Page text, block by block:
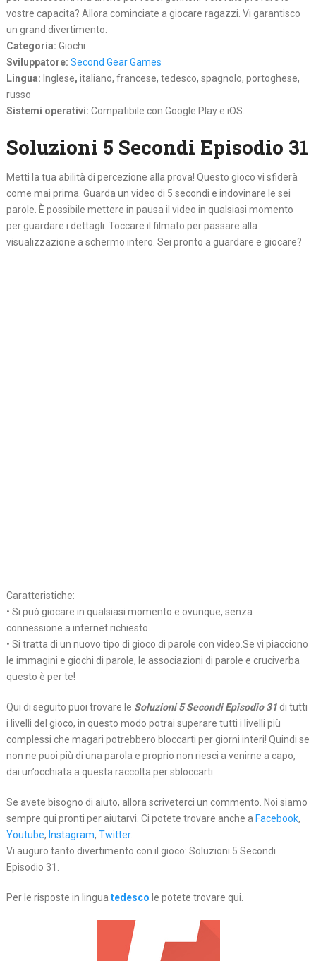
vostre capacita? Allora cominciate a giocare ragazzi. Vi garantisco
un grand divertimento.
Categoria: Giochi
Sviluppatore: Second Gear Games
Lingua: Inglese, italiano, francese, tedesco, spagnolo, portoghese,
russo
Sistemi operativi: Compatibile con Google Play e iOS.
Soluzioni 5 Secondi Episodio 31
Metti la tua abilità di percezione alla prova! Questo gioco vi sfiderà
come mai prima. Guarda un video di 5 secondi e indovinare le sei
parole. È possibile mettere in pausa il video in qualsiasi momento
per guardare i dettagli. Toccare il filmato per passare alla
visualizzazione a schermo intero. Sei pronto a guardare e giocare?
Caratteristiche:
• Si può giocare in qualsiasi momento e ovunque, senza
connessione a internet richiesto.
• Si tratta di un nuovo tipo di gioco di parole con video.Se vi piacciono
le immagini e giochi di parole, le associazioni di parole e cruciverba
questo è per te!
Qui di seguito puoi trovare le Soluzioni 5 Secondi Episodio 31di tutti
i livelli del gioco, in questo modo potrai superare tutti i livelli più
complessi che magari potrebbero bloccarti per giorni interi! Quindi se
non ne puoi più di una parola e proprio non riesci a venirne a capo,
dai un’occhiata a questa raccolta per sbloccarti.
Se avete bisogno di aiuto, allora scriveterci un commento. Noi siamo
sempre qui pronti per aiutarvi. Ci potete trovare anche a Facebook,
Youtube, Instagram, Twitter.
Vi auguro tanto divertimento con il gioco: Soluzioni 5 Secondi
Episodio 31.
Per le risposte in lingua tedesco le potete trovare qui.